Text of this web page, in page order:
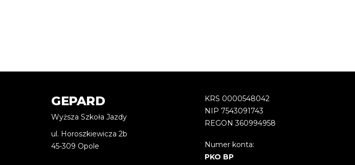
GEPARD
Wyższa Szkoła Jazdy
ul. Horoszkiewicza 2b
45-309 Opole
KRS 0000548042
NIP 7543091743
REGON 360994958
Numer konta:
PKO BP